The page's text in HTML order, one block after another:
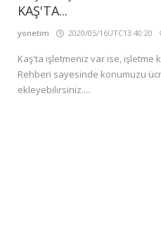
İLETİŞİM
GİRİŞ
Kayıt
Ol
KAŞ'TA...
yonetim 2020/05/16UTC13:40:20
Kaş'ta işletmeniz var ise, işletme
Rehberi sayesinde konumuzu
ekleyebilirsiniz....